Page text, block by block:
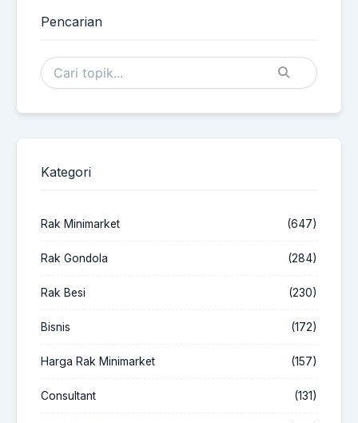
Pencarian
Kategori
Rak Minimarket (647)
Rak Gondola (284)
Rak Besi (230)
Bisnis (172)
Harga Rak Minimarket (157)
Consultant (131)